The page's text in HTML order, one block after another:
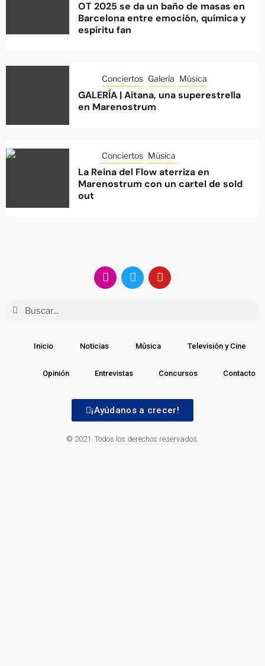
OT 2025 se da un baño de masas en
Barcelona entre emoción, química y
espíritu fan
Conciertos Galería Música
GALERÍA | Aitana, una superestrella
en Marenostrum
Conciertos Música
La Reina del Flow aterriza en
Marenostrum con un cartel de sold
out
Inicio Noticias Música Televisión y Cine
Opinión Entrevistas Concursos Contacto
¡Ayúdanos a crecer!
© 2021. Todos los derechos reservados.